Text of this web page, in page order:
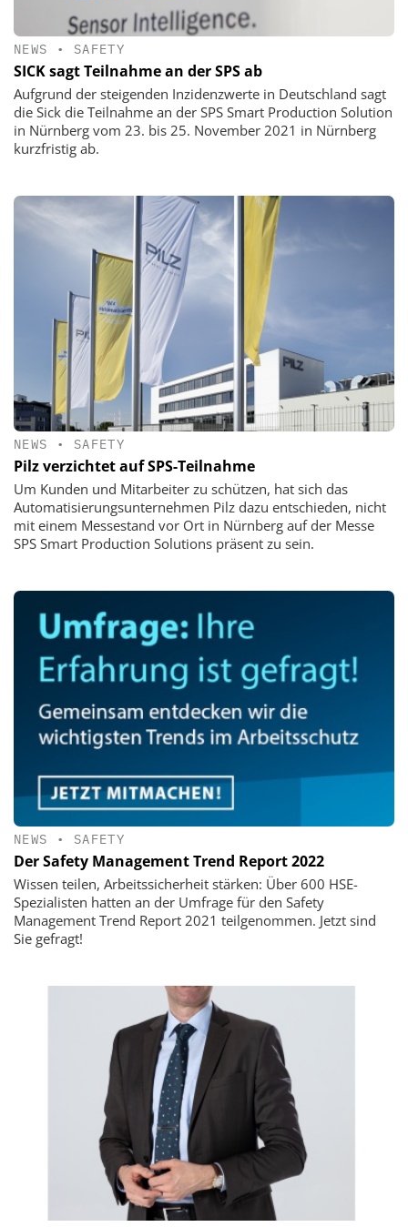
NEWS • SAFETY
SICK sagt Teilnahme an der SPS ab
Aufgrund der steigenden Inzidenzwerte in Deutschland sagt
die Sick die Teilnahme an der SPS Smart Production Solution
in Nürnberg vom 23. bis 25. November 2021 in Nürnberg
kurzfristig ab.
NEWS • SAFETY
Pilz verzichtet auf SPS-Teilnahme
Um Kunden und Mitarbeiter zu schützen, hat sich das
Automatisierungsunternehmen Pilz dazu entschieden, nicht
mit einem Messestand vor Ort in Nürnberg auf der Messe
SPS Smart Production Solutions präsent zu sein.
NEWS • SAFETY
Der Safety Management Trend Report 2022
Wissen teilen, Arbeitssicherheit stärken: Über 600 HSE-
Spezialisten hatten an der Umfrage für den Safety
Management Trend Report 2021 teilgenommen. Jetzt sind
Sie gefragt!